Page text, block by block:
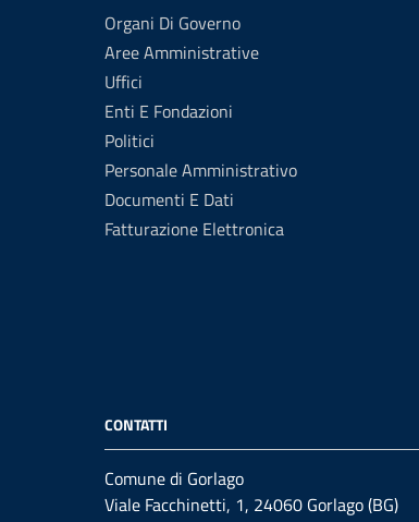
Organi Di Governo
Aree Amministrative
Uffici
Enti E Fondazioni
Politici
Personale Amministrativo
Documenti E Dati
Fatturazione Elettronica
CONTATTI
Comune di Gorlago
Viale Facchinetti, 1, 24060 Gorlago (BG)